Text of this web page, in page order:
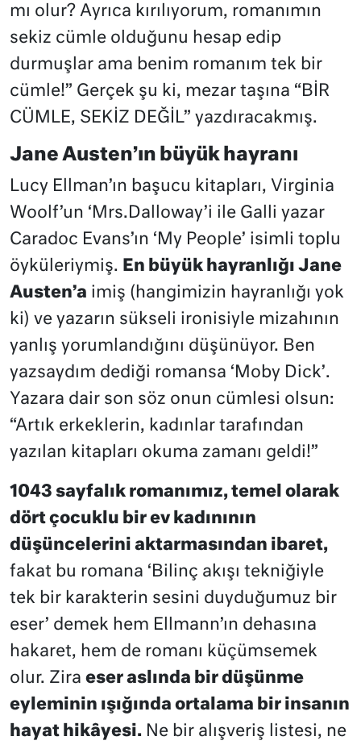
mı olur? Ayrıca kırılıyorum, romanımın
sekiz cümle olduğunu hesap edip
durmuşlar ama benim romanım tek bir
cümle!” Gerçek şu ki, mezar taşına “BİR
CÜMLE, SEKİZ DEĞİL” yazdıracakmış.
Jane Austen’ın büyük hayranı
Lucy Ellman’ın başucu kitapları, Virginia
Woolf’un ‘Mrs.Dalloway’i ile Galli yazar
Caradoc Evans’ın ‘My People’ isimli toplu
öyküleriymiş. En büyük hayranlığı Jane
Austen’a imiş (hangimizin hayranlığı yok
ki) ve yazarın sükseli ironisiyle mizahının
yanlış yorumlandığını düşünüyor. Ben
yazsaydım dediği romansa ‘Moby Dick’.
Yazara dair son söz onun cümlesi olsun:
“Artık erkeklerin, kadınlar tarafından
yazılan kitapları okuma zamanı geldi!”
1043 sayfalık romanımız, temel olarak
dört çocuklu bir ev kadınının
düşüncelerini aktarmasından ibaret,
fakat bu romana ‘Bilinç akışı tekniğiyle
tek bir karakterin sesini duyduğumuz bir
eser’ demek hem Ellmann’ın dehasına
hakaret, hem de romanı küçümsemek
olur. Zira eser aslında bir düşünme
eyleminin ışığında ortalama bir insanın
hayat hikâyesi. Ne bir alışveriş listesi, ne